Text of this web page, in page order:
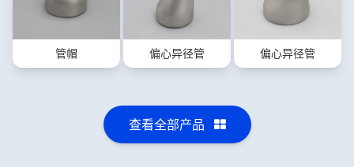
管帽 偏心异径管 偏心异径管
查看全部产品